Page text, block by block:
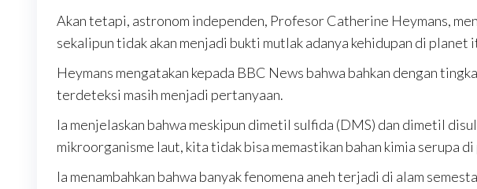
Akan tetapi, astronom independen, Profesor Catherine Heymans,
sekalipun tidak akan menjadi bukti mutlak adanya kehidupan di planet
Heymans mengatakan kepada BBC News bahwa bahkan dengan
terdeteksi masih menjadi pertanyaan.
Ia menjelaskan bahwa meskipun dimetil sulfida (DMS) dan dimetil
mikroorganisme laut, kita tidak bisa memastikan bahan kimia serupa
Ia menambahkan bahwa banyak fenomena aneh terjadi di alam